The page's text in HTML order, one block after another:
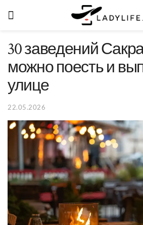
30 заведений
можно поесть и
улице
22.05.2026